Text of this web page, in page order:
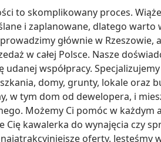
to skomplikowany proces.
i zaplanowane, dlatego warto
głównie w
w całej Polsce. Nasze
współpracy.
domy, grunty, lokale oraz
w tym dom od dewelopera, i
Możemy Ci pomóc w każdym
kawalerka do wynajęcia czy
oferty. Jesteśmy